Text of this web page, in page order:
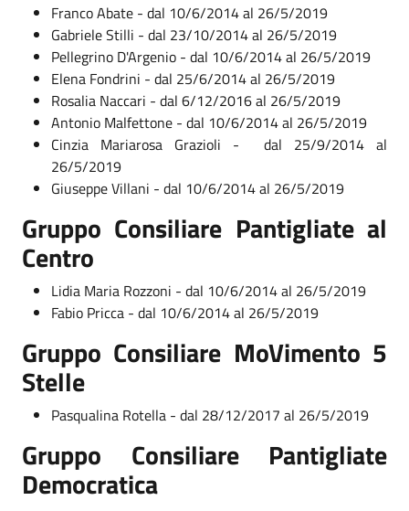
Franco Abate - dal 10/6/2014 al 26/5/2019
Gabriele Stilli - dal 23/10/2014 al 26/5/2019
Pellegrino D'Argenio - dal 10/6/2014 al 26/5/2019
Elena Fondrini - dal 25/6/2014 al 26/5/2019
Rosalia Naccari - dal 6/12/2016 al 26/5/2019
Antonio Malfettone - dal 10/6/2014 al 26/5/2019
Cinzia Mariarosa Grazioli - dal 25/9/2014 al
26/5/2019
Giuseppe Villani - dal 10/6/2014 al 26/5/2019
Gruppo Consiliare Pantigliate al
Centro
Lidia Maria Rozzoni - dal 10/6/2014 al 26/5/2019
Fabio Pricca - dal 10/6/2014 al 26/5/2019
Gruppo Consiliare MoVimento 5
Stelle
Pasqualina Rotella - dal 28/12/2017 al 26/5/2019
Gruppo Consiliare Pantigliate
Democratica